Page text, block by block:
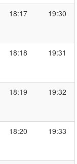
18:17 19:30
18:18 19:31
18:19 19:32
18:20 19:33